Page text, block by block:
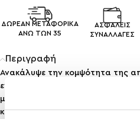
ΔΩΡΕΑΝ ΜΕΤΑΦΟΡΙΚΑ
ΑΝΩ ΤΩΝ 35
ΑΣΦΑΛΕΙΣ
ΣΥΝΑΛΛΑΓEΣ
Περιγραφή
Ανακάλυψε την κομψότητα της
εντυπωσιακό δαχτυλίδι από
με μια υπέροχη λευκή πέτρα σε
κοχύλι. Ο μοντέρνος